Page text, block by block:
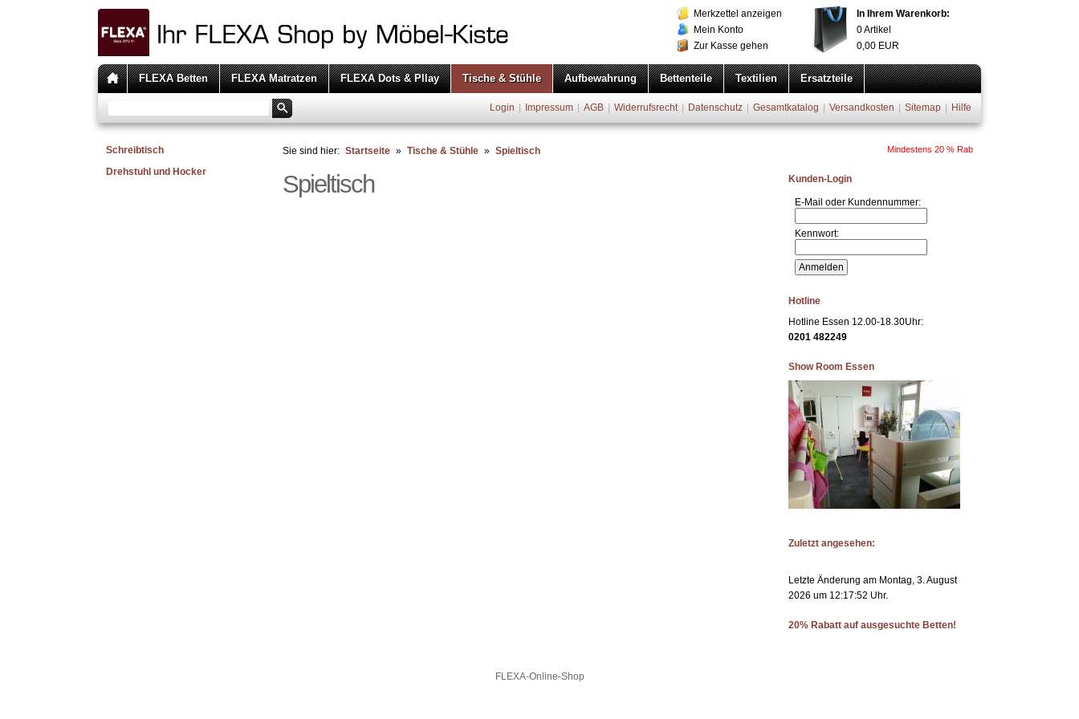
Merkzettel anzeigen
Mein Konto
Zur Kasse gehen
In Ihrem Warenkorb:
0Artikel
0,00 EUR
FLEXA Betten FLEXA Matratzen FLEXA Dots & Pllay Tische & Stühle Aufbewahrung Bettenteile Textilien Ersatzteile
Login Impressum AGB Widerrufsrecht Datenschutz Gesamtkatalog Versandkosten Sitemap Hilfe
Schreibtisch
Drehstuhl und Hocker
Sie sind hier: Startseite » Tische & Stühle » Spieltisch
Spieltisch Kunden-Login
E-Mail oder Kundennummer:
Kennwort:
Hotline
Hotline Essen 12.00-18.30Uhr:
0201 482249
Show Room Essen
Zuletzt angesehen:
Letzte Änderung am Montag, 3. August
2026 um 12:17:52 Uhr.
20% Rabatt auf ausgesuchte Betten!
FLEXA-Online-Shop